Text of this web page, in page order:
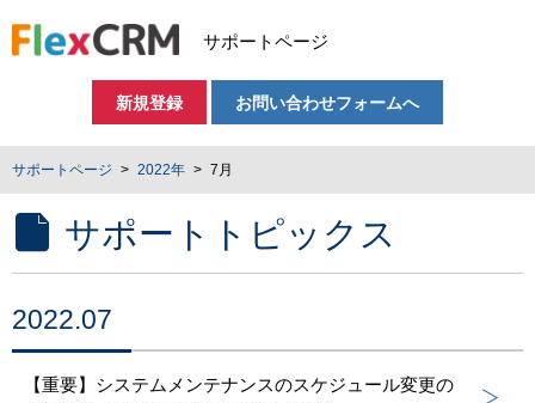
サポートページ
新規登録 お問い合わせフォームへ
サポートページ 2022年 7月
サポートトピックス
2022.07
【重要】システムメンテナンスのスケジュール変更の